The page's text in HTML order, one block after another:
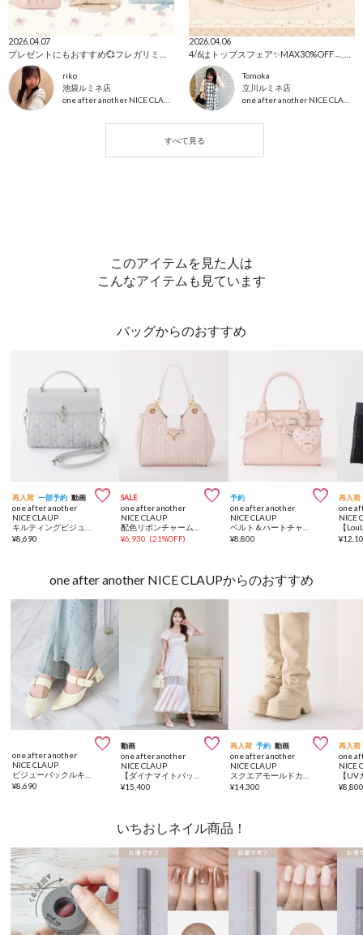
2026.04.07
riko
池袋ルミネ店
one after another NICE CLAUP
2026.04.06
Tomoka
立川ルミネ店
このアイテムを見た人は
こんなアイテムも見ています
バッグからのおすすめ
再入荷 一部予約 動画 
one after another
NICE CLAUP
¥8,690
SALE 
one after another
NICE CLAUP
¥6,930 (21%OFF)
予約 
one after another
NICE CLAUP
¥8,800
再入荷
one
NICE
¥
one after another NICE CLAUPからのおすすめ

one after another
NICE CLAUP
¥8,690
動画 
one after another
NICE CLAUP
¥15,400
再入荷 予約 動画 
one after another
NICE CLAUP
¥14,300
再入荷
one
NICE
¥
いちおしネイル商品！